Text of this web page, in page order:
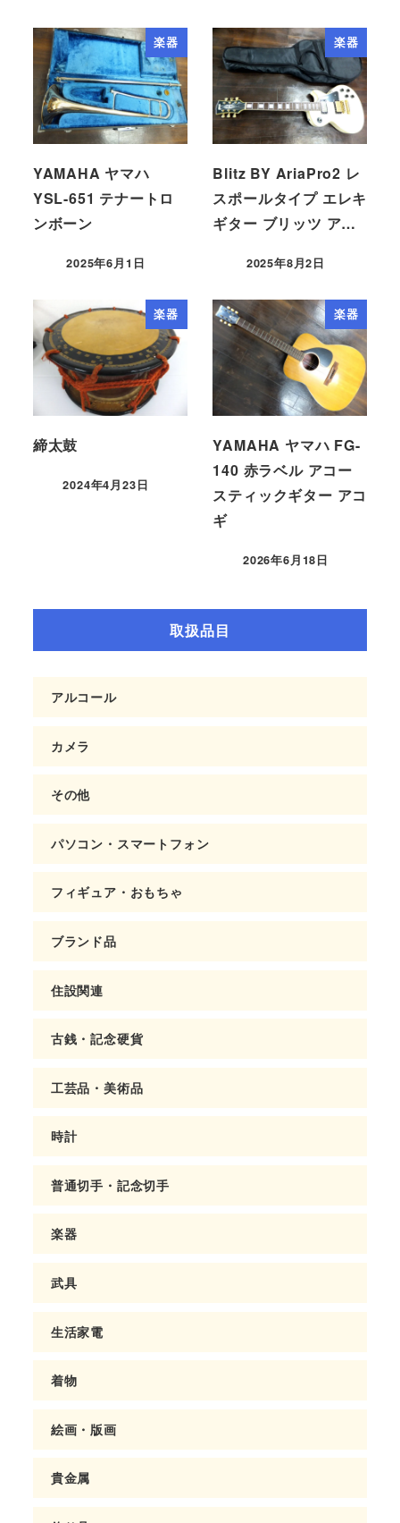
楽器
YAMAHA ヤマハ
YSL-651 テナートロ
ンボーン
2025年6月1日
楽器
Blitz BY AriaPro2 レ
スポールタイプ エレキ
ギター ブリッツ ア…
2025年8月2日
楽器
締太鼓
2024年4月23日
楽器
YAMAHA ヤマハ FG-
140 赤ラベル アコー
スティックギター アコ
ギ
2026年6月18日
取扱品目
アルコール
カメラ
その他
パソコン・スマートフォン
フィギュア・おもちゃ
ブランド品
住設関連
古銭・記念硬貨
工芸品・美術品
時計
普通切手・記念切手
楽器
武具
生活家電
着物
絵画・版画
貴金属